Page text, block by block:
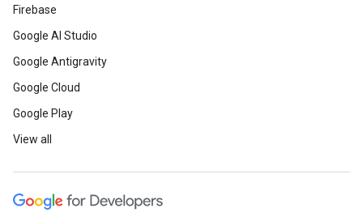
Firebase
Google AI Studio
Google Antigravity
Google Cloud
Google Play
View all